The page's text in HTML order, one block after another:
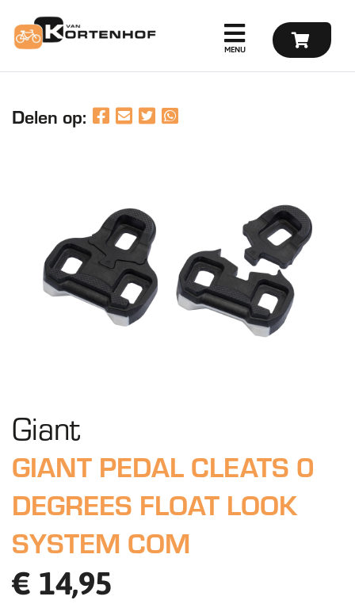
Delen op:
Giant
GIANT PEDAL CLEATS 0
DEGREES FLOAT LOOK
SYSTEM COM
€ 14,95